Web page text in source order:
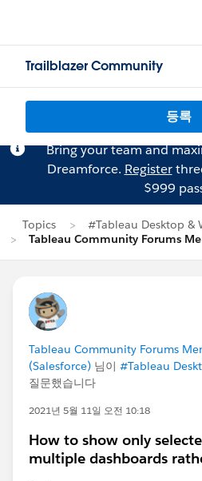
Trailblazer Community
등록
Bring your team and
Dreamforce. Register
$999
Topics
#Tableau Desktop &
Tableau Community Forums
Tableau Community Forums
(Salesforce) 님이 #Tableau
질문했습니다
2021년 5월 11일 오전 10:18
How to show only
multiple dashboards